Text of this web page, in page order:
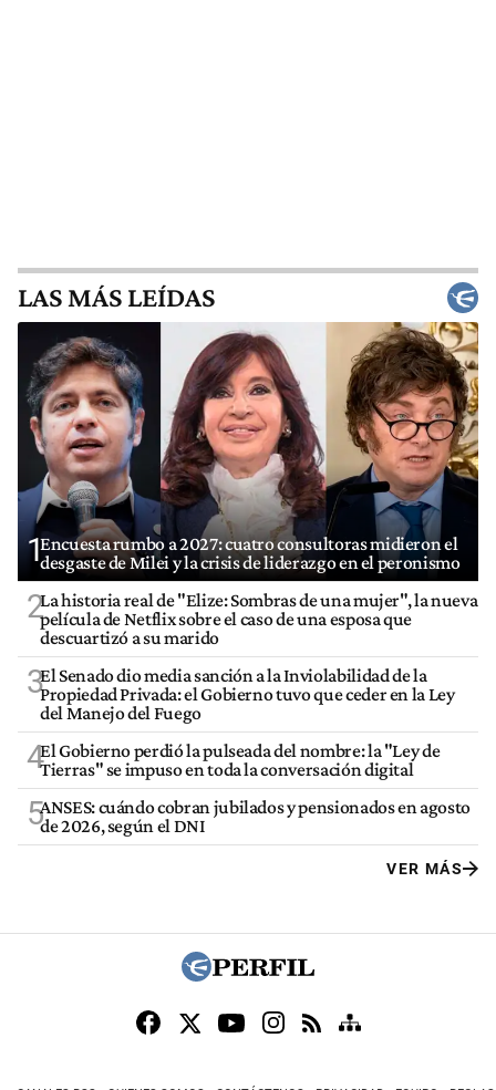
LAS MÁS LEÍDAS
1Encuesta rumbo a 2027: cuatro consultoras midieron el
desgaste de Milei y la crisis de liderazgo en el peronismo
2La historia real de "Elize: Sombras de una mujer", la nueva
película de Netflix sobre el caso de una esposa que
descuartizó a su marido
3El Senado dio media sanción a la Inviolabilidad de la
Propiedad Privada: el Gobierno tuvo que ceder en la Ley
del Manejo del Fuego
4El Gobierno perdió la pulseada del nombre: la "Ley de
Tierras" se impuso en toda la conversación digital
5ANSES: cuándo cobran jubilados y pensionados en agosto
de 2026, según el DNI
VER MÁS